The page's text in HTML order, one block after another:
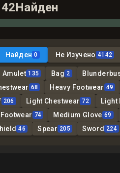
Найден
Найден 0 Не Изучено 4142
Amulet 135 Bag 2
68 Heavy Footwear 49
206 Light Chestwear 72 Light
74 Medium Glove 69
46 Spear 205 Sword 224